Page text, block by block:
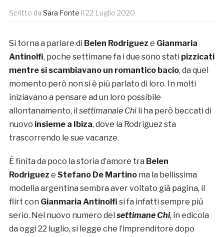
Scritto da Sara Fonte il 22 Luglio 2020
Si torna a parlare di Belen Rodriguez e Gianmaria
Antinolfi, poche settimane fa i due sono stati pizzicati
mentre si scambiavano un romantico bacio, da quel
momento però non si è più parlato di loro. In molti
iniziavano a pensare ad un loro possibile
allontanamento, il settimanale Chi li ha però beccati di
nuovo insieme a Ibiza, dove la Rodriguez sta
trascorrendo le sue vacanze.
È finita da poco la storia d’amore tra Belen
Rodriguez e Stefano De Martino ma la bellissima
modella argentina sembra aver voltato già pagina, il
flirt con Gianmaria Antinolfi si fa infatti sempre più
serio. Nel nuovo numero del settimane Chi, in edicola
da oggi 22 luglio, si legge che l’imprenditore dopo